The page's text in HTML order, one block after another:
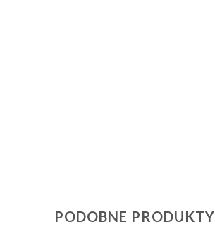
PODOBNE PRODUKTY